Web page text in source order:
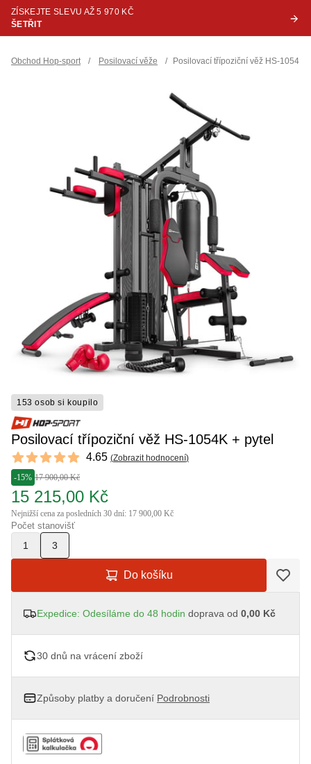
ZÍSKEJTE SLEVU AŽ 5 970 KČ
ŠETŘIT
Obchod Hop-sport / Posilovací věže / Posilovací třípoziční věž HS-1054K
153 osob si koupilo
Posilovací třípoziční věž HS-1054K + pytel
Reviews
4.65 out of 5 stars 4.65 (Zobrazit hodnocení)
-15% 17 900,00 Kč
15 215,00 Kč
Nejnižší cena za posledních 30 dní: 17 900,00 Kč
Počet stanovišť
1 3
Do košíku
Expedice: Odesíláme do 48 hodin doprava od 0,00 Kč
30 dnů na vrácení zboží
Způsoby platby a doručení Podrobnosti